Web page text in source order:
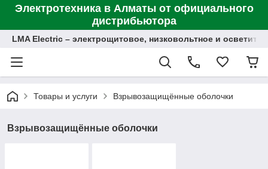
Электротехника в Алматы от официального
дистрибьютора
LMA Electric – электрощитовое, низковольтное и
Товары и услуги Взрывозащищённые оболочки
Взрывозащищённые оболочки